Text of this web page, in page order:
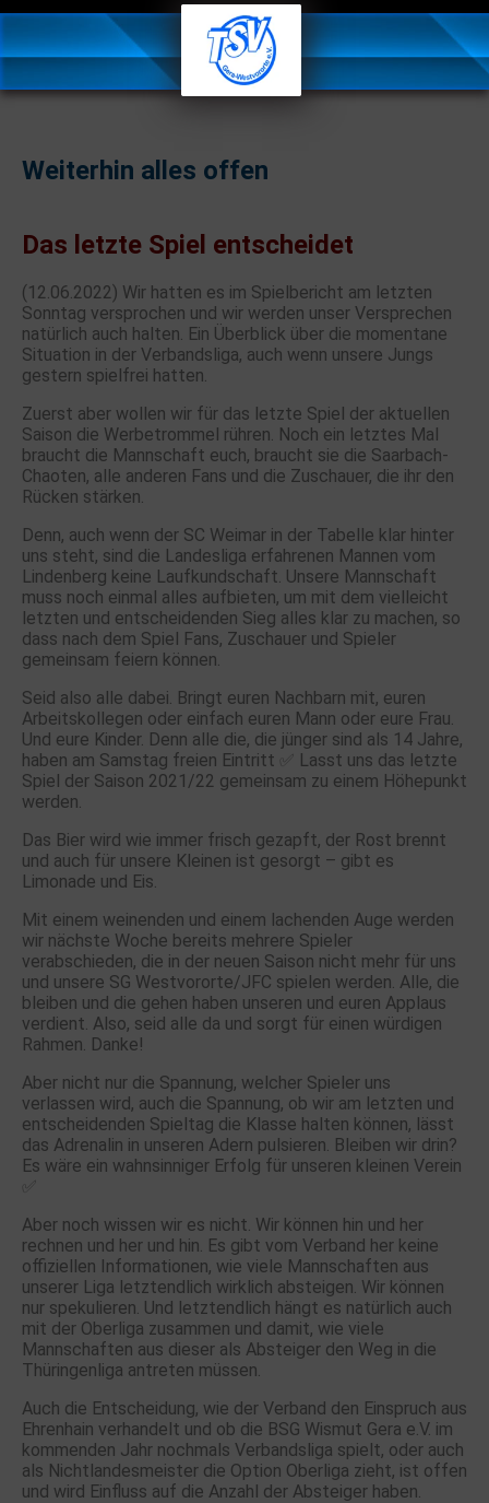
Weiterhin alles offen
Das letzte Spiel entscheidet
(12.06.2022) Wir hatten es im Spielbericht am letzten
Sonntag versprochen und wir werden unser Versprechen
natürlich auch halten. Ein Überblick über die momentane
Situation in der Verbandsliga, auch wenn unsere Jungs
gestern spielfrei hatten.
Zuerst aber wollen wir für das letzte Spiel der aktuellen
Saison die Werbetrommel rühren. Noch ein letztes Mal
braucht die Mannschaft euch, braucht sie die Saarbach-
Chaoten, alle anderen Fans und die Zuschauer, die ihr den
Rücken stärken.
Denn, auch wenn der SC Weimar in der Tabelle klar hinter
uns steht, sind die Landesliga erfahrenen Mannen vom
Lindenberg keine Laufkundschaft. Unsere Mannschaft
muss noch einmal alles aufbieten, um mit dem vielleicht
letzten und entscheidenden Sieg alles klar zu machen, so
dass nach dem Spiel Fans, Zuschauer und Spieler
gemeinsam feiern können.
Seid also alle dabei. Bringt euren Nachbarn mit, euren
Arbeitskollegen oder einfach euren Mann oder eure Frau.
Und eure Kinder. Denn alle die, die jünger sind als 14 Jahre,
haben am Samstag freien Eintritt ✅ Lasst uns das letzte
Spiel der Saison 2021/22 gemeinsam zu einem Höhepunkt
werden.
Das Bier wird wie immer frisch gezapft, der Rost brennt
und auch für unsere Kleinen ist gesorgt – gibt es
Limonade und Eis.
Mit einem weinenden und einem lachenden Auge werden
wir nächste Woche bereits mehrere Spieler
verabschieden, die in der neuen Saison nicht mehr für uns
und unsere SG Westvororte/JFC spielen werden. Alle, die
bleiben und die gehen haben unseren und euren Applaus
verdient. Also, seid alle da und sorgt für einen würdigen
Rahmen. Danke!
Aber nicht nur die Spannung, welcher Spieler uns
verlassen wird, auch die Spannung, ob wir am letzten und
entscheidenden Spieltag die Klasse halten können, lässt
das Adrenalin in unseren Adern pulsieren. Bleiben wir drin?
Es wäre ein wahnsinniger Erfolg für unseren kleinen Verein
Aber noch wissen wir es nicht. Wir können hin und her
rechnen und her und hin. Es gibt vom Verband her keine
offiziellen Informationen, wie viele Mannschaften aus
unserer Liga letztendlich wirklich absteigen. Wir können
nur spekulieren. Und letztendlich hängt es natürlich auch
mit der Oberliga zusammen und damit, wie viele
Mannschaften aus dieser als Absteiger den Weg in die
Thüringenliga antreten müssen.
Auch die Entscheidung, wie der Verband den Einspruch aus
Ehrenhain verhandelt und ob die BSG Wismut Gera e.V. im
kommenden Jahr nochmals Verbandsliga spielt, oder auch
als Nichtlandesmeister die Option Oberliga zieht, ist offen
und wird Einfluss auf die Anzahl der Absteiger haben.